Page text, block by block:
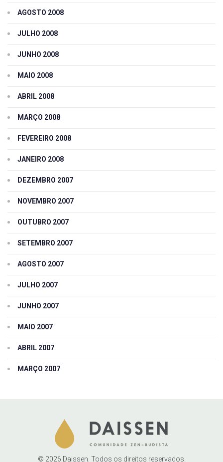
AGOSTO 2008
JULHO 2008
JUNHO 2008
MAIO 2008
ABRIL 2008
MARÇO 2008
FEVEREIRO 2008
JANEIRO 2008
DEZEMBRO 2007
NOVEMBRO 2007
OUTUBRO 2007
SETEMBRO 2007
AGOSTO 2007
JULHO 2007
JUNHO 2007
MAIO 2007
ABRIL 2007
MARÇO 2007
© 2026 Daissen. Todos os direitos reservados.